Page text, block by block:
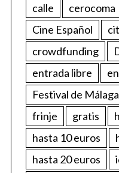
calle
cerocoma
Cine Español
crowdfunding
entrada libre
Festival de Málaga
frinje
gratis
hasta 10 euros
hasta 20 euros